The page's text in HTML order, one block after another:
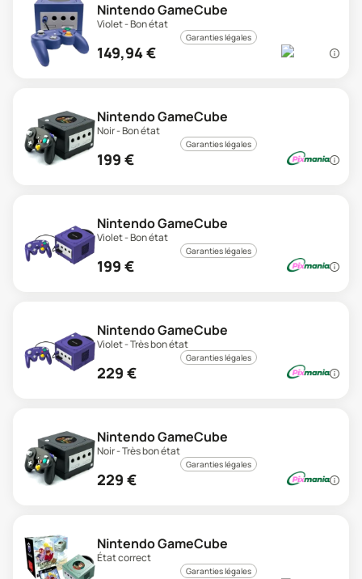
Nintendo GameCube
Violet - Bon état
Garanties légales
149,94€
Nintendo GameCube
Noir - Bon état
Garanties légales
199 €
Nintendo GameCube
Violet - Bon état
Garanties légales
199 €
Nintendo GameCube
Violet - Très bon état
Garanties légales
229 €
Nintendo GameCube
Noir - Très bon état
Garanties légales
229 €
Nintendo GameCube
État correct
Garanties légales